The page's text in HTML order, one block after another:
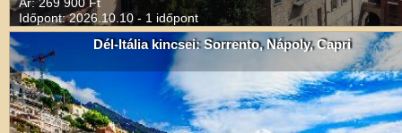
Ár: 269 900 Ft
Időpont: 2026.10.10 - 1 időpont
Dél-Itália kincsei: Sorrento, Nápoly, Capri